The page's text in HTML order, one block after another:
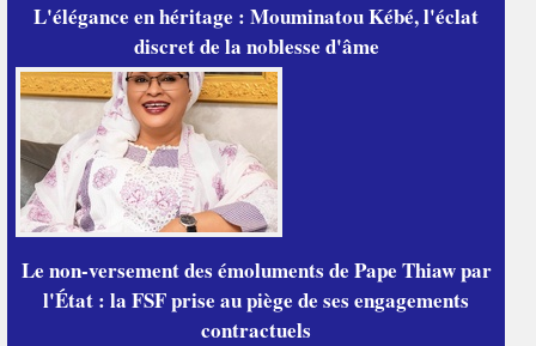
L'élégance en héritage : Mouminatou Kébé, l'éclat
discret de la noblesse d'âme
Le non-versement des émoluments de Pape Thiaw par
l'État : la FSF prise au piège de ses engagements
contractuels